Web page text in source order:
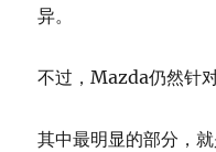
异。
不过，Mazda仍然针
其中最明显的部分，